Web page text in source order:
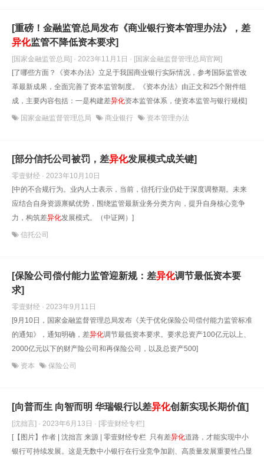
[重磅！金融监管总局发布《商业银行资本管理办法》，差
异化监管不降低资本要求]
[国家金融监管总局] · 2023年11月1日 · [国家金融监督管理总局官网]
[了哪些方面？《资本办法》立足于我国商业银行实际情况，参考国际监管改
革最新成果，全面完善了资本监管制度。《资本办法》由正文和25个附件组
成，主要内容包括：一是构建差异化资本监管体系，使资本监管与银行规模]
国家金融监督管理总局 商业银行 资本管理办法
[部分信托公司被罚，差异化发展模式成关键]
零壹财经 · 2023年10月10日
[中的不合规行为。业内人士表示，当前，信托行业仍处于深度调整期。未来
应结合自身资源禀赋优势，围绕监管最新业务分类方向，提升自身核心竞争
力，构筑差异化发展模式。（中证网）]
信托公司
[保险公司偿付能力监管迎新规：差异化调节最低资本要
求]
零壹财经 · 2023年9月11日
[9月10日，国家金融监督管理总局发布《关于优化保险公司偿付能力监管标准
的通知》，通知明确，差异化调节最低资本要求。要求总资产100亿元以上、
2000亿元以下的财产险公司和再保险公司，以及总资产500]
资本 保险公司
[向普而生 向智而明 华瑞银行以差异化创新实现长期价值]
[沈拙言] · 2023年6月13日 · [零壹财经专栏]
[【图片】作者 | 沈拙言 来源 | 零壹财经专栏 只有差异化道路，才能实现中小
银行可持续发展。这是无数中小银行在行业竞争加剧、高质量发展重要性凸显